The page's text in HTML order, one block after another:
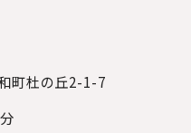
町杜の丘2-1-7